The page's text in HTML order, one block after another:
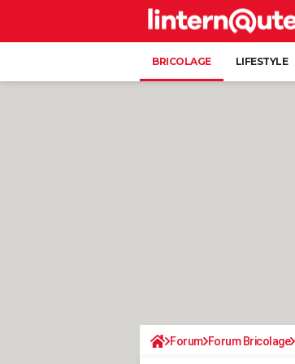
BRICOLAGE LIFESTYLE
Forum Forum Bricolage